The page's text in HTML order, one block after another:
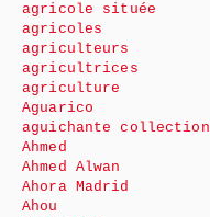
agricole située
agricoles
agriculteurs
agricultrices
agriculture
Aguarico
aguichante collection
Ahmed
Ahmed Alwan
Ahora Madrid
Ahou